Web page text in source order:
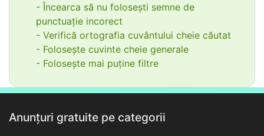
- Încearca să nu folosești semne de
punctuație incorect
- Verifică ortografia cuvântului cheie căutat
- Folosește cuvinte cheie generale
- Folosește mai puține filtre
Anunțuri gratuite pe categorii